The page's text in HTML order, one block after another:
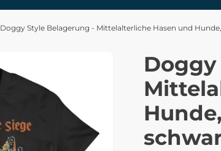
Doggy Style Belagerung - Mittelalterliche Hasen und